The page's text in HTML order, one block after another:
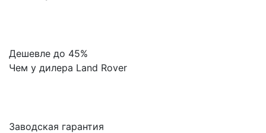
Дешевле до 45%
Чем у дилера Land Rover
Заводская гарантия